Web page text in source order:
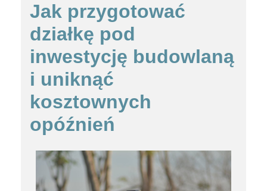
Jak przygotować
działkę pod
inwestycję budowlaną
i uniknąć
kosztownych
opóźnień